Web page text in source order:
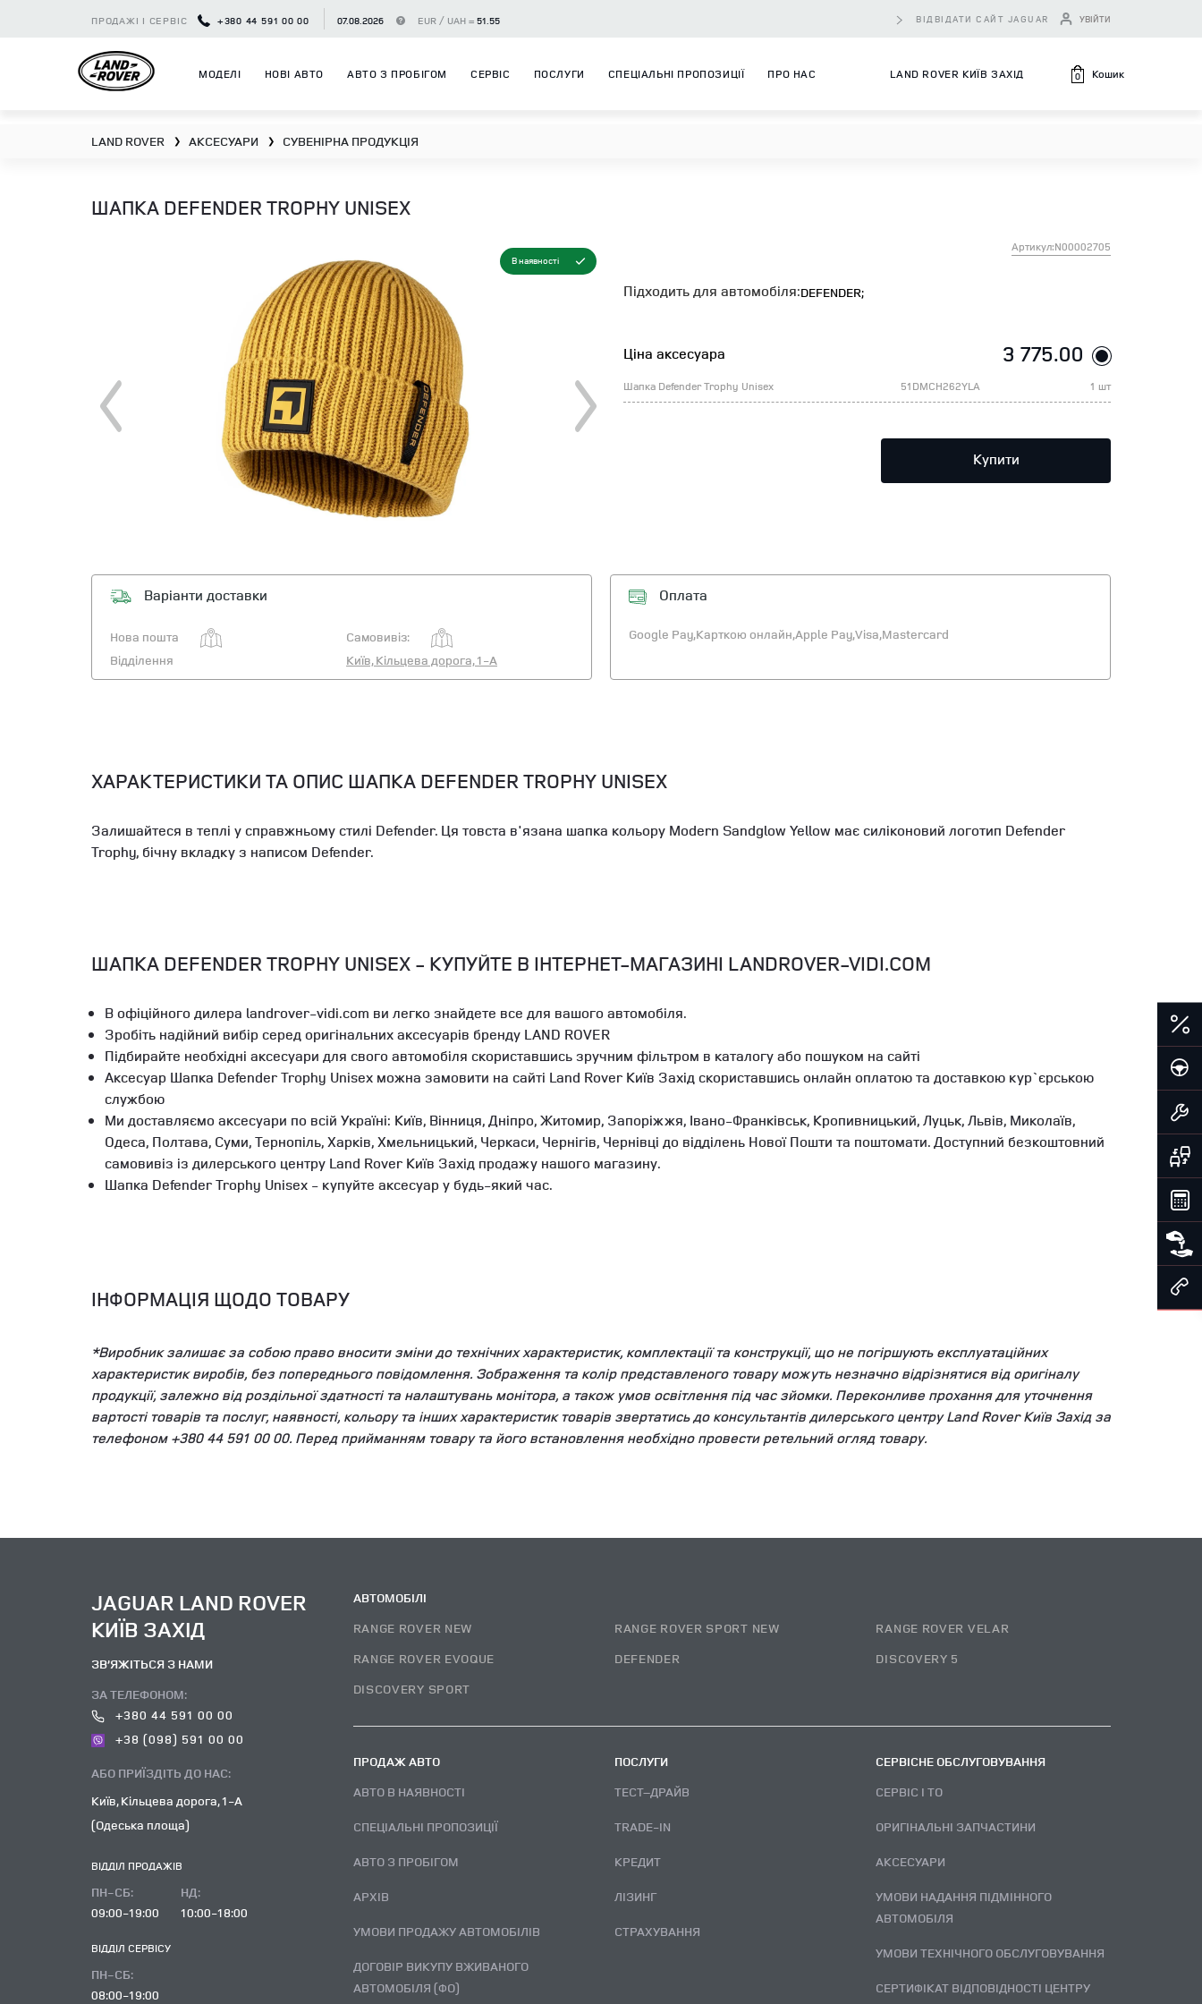
ПРОДАЖІ І СЕРВІС +380 44 591 00 00 07.08.2026 EUR / UAH = 51.55 ВІДВІДАТИ САЙТ JAGUAR УВІЙТИ
МОДЕЛІ НОВІ АВТО АВТО З ПРОБІГОМ СЕРВІС ПОСЛУГИ СПЕЦІАЛЬНІ ПРОПОЗИЦІЇ ПРО НАС LAND ROVER КИЇВ ЗАХІД 0 Кошик
LAND ROVER ❯ АКСЕСУАРИ ❯ СУВЕНІРНА ПРОДУКЦІЯ
ШАПКА DEFENDER TROPHY UNISEX
В наявності
Артикул:N00002705
Підходить для автомобіля:DEFENDER;
Ціна аксесуара 3 775.00
Шапка Defender Trophy Unisex 51DMCH262YLA 1 шт
Купити
Варіанти доставки
Нова пошта
Самовивіз:
Відділення
Київ, Кільцева дорога, 1-А
Оплата
Google Pay,Карткою онлайн,Apple Pay,Visa,Mastercard
ХАРАКТЕРИСТИКИ ТА ОПИС ШАПКА DEFENDER TROPHY UNISEX
Залишайтеся в теплі у справжньому стилі Defender. Ця товста в'язана шапка кольору Modern Sandglow Yellow має силіконовий логотип Defender
Trophy, бічну вкладку з написом Defender.
ШАПКА DEFENDER TROPHY UNISEX - КУПУЙТЕ В ІНТЕРНЕТ-МАГАЗИНІ LANDROVER-VIDI.COM
В офіційного дилера landrover-vidi.com ви легко знайдете все для вашого автомобіля.
Зробіть надійний вибір серед оригінальних аксесуарів бренду LAND ROVER
Підбирайте необхідні аксесуари для свого автомобіля скориставшись зручним фільтром в каталогу або пошуком на сайті
Аксесуар Шапка Defender Trophy Unisex можна замовити на сайті Land Rover Київ Захід скориставшись онлайн оплатою та доставкою кур`єрською
службою
Ми доставляємо аксесуари по всій Україні: Київ, Вінниця, Дніпро, Житомир, Запоріжжя, Івано-Франківськ, Кропивницький, Луцьк, Львів, Миколаїв,
Одеса, Полтава, Суми, Тернопіль, Харків, Хмельницький, Черкаси, Чернігів, Чернівці до відділень Нової Пошти та поштомати. Доступний безкоштовний
самовивіз із дилерського центру Land Rover Київ Захід продажу нашого магазину.
Шапка Defender Trophy Unisex - купуйте аксесуар у будь-який час.
ІНФОРМАЦІЯ ЩОДО ТОВАРУ
*Виробник залишає за собою право вносити зміни до технічних характеристик, комплектації та конструкції, що не погіршують експлуатаційних
характеристик виробів, без попереднього повідомлення. Зображення та колір представленого товару можуть незначно відрізнятися від оригіналу
продукції, залежно від роздільної здатності та налаштувань монітора, а також умов освітлення під час зйомки. Переконливе прохання для уточнення
вартості товарів та послуг, наявності, кольору та інших характеристик товарів звертатись до консультантів дилерського центру Land Rover Київ Захід за
телефоном +380 44 591 00 00. Перед прийманням товару та його встановлення необхідно провести ретельний огляд товару.
JAGUAR LAND ROVER
КИЇВ ЗАХІД
ЗВ’ЯЖІТЬСЯ З НАМИ
ЗА ТЕЛЕФОНОМ:
+380 44 591 00 00
+38 (098) 591 00 00
АБО ПРИЇЗДІТЬ ДО НАС:
Київ, Кільцева дорога, 1-А
(Одеська площа)
ВІДДІЛ ПРОДАЖІВ
ПН-СБ:
09:00-19:00
НД:
10:00-18:00
ВІДДІЛ CЕРВІСУ
ПН-СБ:
08:00-19:00
АВТОМОБІЛІ
RANGE ROVER NEW
RANGE ROVER SPORT NEW
RANGE ROVER VELAR
RANGE ROVER EVOQUE
DEFENDER
DISCOVERY 5
DISCOVERY SPORT
ПРОДАЖ АВТО
АВТО В НАЯВНОСТІ
СПЕЦІАЛЬНІ ПРОПОЗИЦІЇ
АВТО З ПРОБІГОМ
АРХІВ
УМОВИ ПРОДАЖУ АВТОМОБІЛІВ
ДОГОВІР ВИКУПУ ВЖИВАНОГО
АВТОМОБІЛЯ (ФО)
ПОСЛУГИ
ТЕСТ–ДРАЙВ
TRADE-IN
КРЕДИТ
ЛІЗИНГ
СТРАХУВАННЯ
СЕРВІСНЕ ОБСЛУГОВУВАННЯ
СЕРВІС І ТО
ОРИГІНАЛЬНІ ЗАПЧАСТИНИ
АКСЕСУАРИ
УМОВИ НАДАННЯ ПІДМІННОГО
АВТОМОБІЛЯ
УМОВИ ТЕХНІЧНОГО ОБСЛУГОВУВАННЯ
СЕРТИФІКАТ ВІДПОВІДНОСТІ ЦЕНТРУ